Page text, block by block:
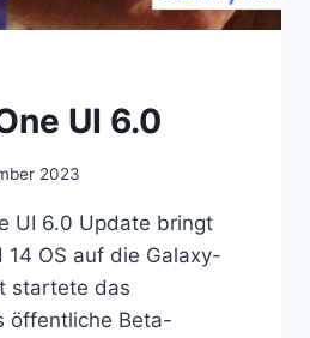
UI 6.0
2023
UI 6.0 Update bringt
OS auf die Galaxy-
startete das
öffentliche Beta-